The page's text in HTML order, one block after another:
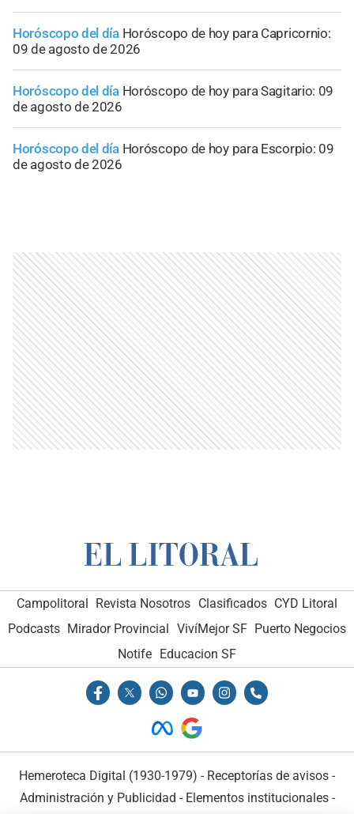
Horóscopo del día Horóscopo de hoy para Capricornio:
09 de agosto de 2026
Horóscopo del día Horóscopo de hoy para Sagitario: 09
de agosto de 2026
Horóscopo del día Horóscopo de hoy para Escorpio: 09
de agosto de 2026
Campolitoral Revista Nosotros Clasificados CYD Litoral
Podcasts Mirador Provincial VivíMejor SF Puerto Negocios
Notife
Educacion SF
Hemeroteca Digital (1930-1979) - Receptorías de avisos -
Administración y Publicidad - Elementos institucionales-